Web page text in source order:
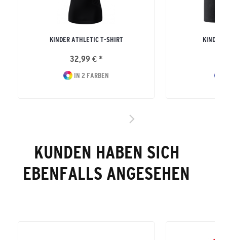
KINDER ATHLETIC T-SHIRT
32,99 € *
IN 2 FARBEN
KINDER
KUNDEN HABEN SICH
EBENFALLS ANGESEHEN